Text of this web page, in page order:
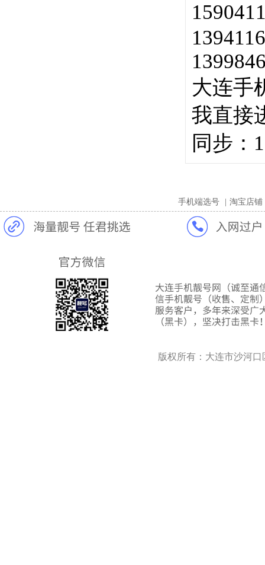
大连手
我直接
同步：
手机端选号 淘宝店铺
版权所有：大连市沙河